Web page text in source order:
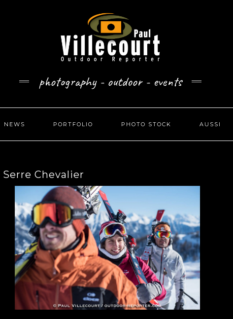
photography - outdoor - events
NEWS PORTFOLIO PHOTO STOCK AUSSI
Chevalier